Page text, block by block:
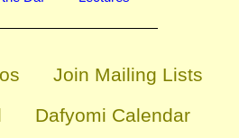
Join Mailing Lists
Dafyomi Calendar